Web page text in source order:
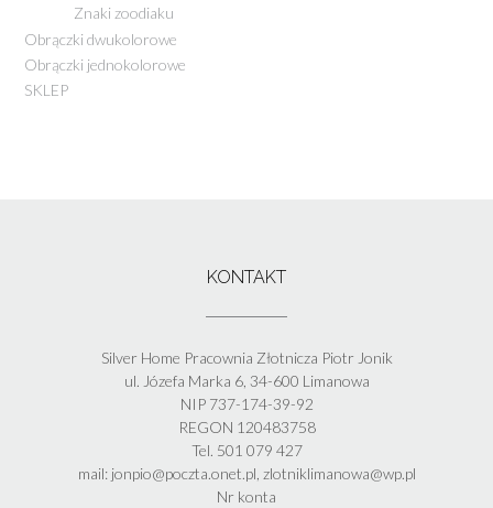
Znaki zoodiaku
Obrączki dwukolorowe
Obrączki jednokolorowe
SKLEP
KONTAKT
Silver Home Pracownia Złotnicza Piotr Jonik
ul. Józefa Marka 6, 34-600 Limanowa
NIP 737-174-39-92
REGON 120483758
Tel. 501 079 427
mail: jonpio@poczta.onet.pl, zlotniklimanowa@wp.pl
Nr konta